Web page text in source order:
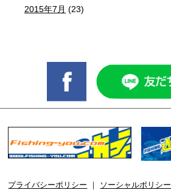
2015年7月 (23)
プライバシーポリシー ｜ ソーシャルポリシー